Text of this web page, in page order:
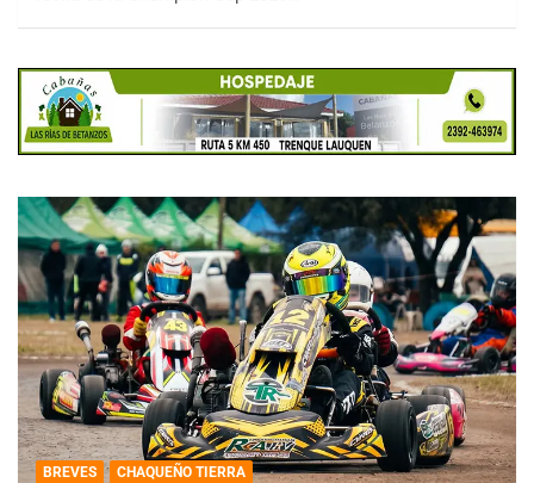
BREVES CHAQUEÑO TIERRA